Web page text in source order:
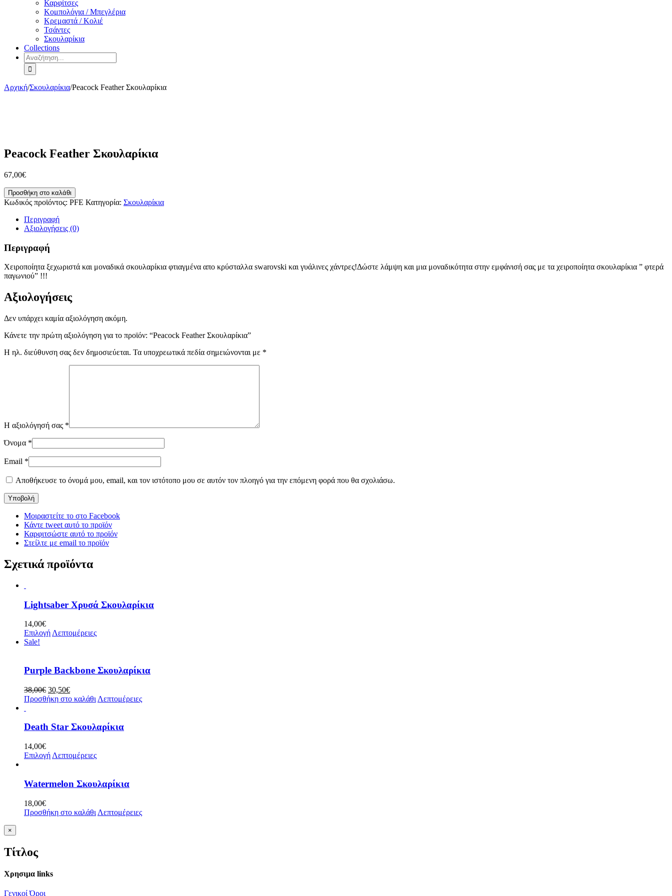
Καρφίτσες
Κομπολόγια / Μπεγλέρια
Κρεμαστά / Κολιέ
Τσάντες
Σκουλαρίκια
Collections
Αναζήτηση
για:
Αρχική/Σκουλαρίκια/Peacock Feather Σκουλαρίκια
Peacock Feather Σκουλαρίκια
67,00€
Peacock
Feather
Σκουλαρίκια
ποσότητα
Προσθήκη στο καλάθι
Κωδικός προϊόντος: PFE Κατηγορία: Σκουλαρίκια
Περιγραφή
Αξιολογήσεις (0)
Περιγραφή
Χειροποίητα ξεχωριστά και μοναδικά σκουλαρίκια φτιαγμένα απο κρύσταλλα swarovski και γυάλινες χάντρες!Δώστε λάμψη και μια μοναδικότητα στην εμφάνισή σας με τα χειροποίητα σκουλαρίκια ” φτερά
παγωνιού” !!!
Αξιολογήσεις
Δεν υπάρχει καμία αξιολόγηση ακόμη.
Κάνετε την πρώτη αξιολόγηση για το προϊόν: “Peacock Feather Σκουλαρίκια”
Η ηλ. διεύθυνση σας δεν δημοσιεύεται. Τα υποχρεωτικά πεδία σημειώνονται με *
Η αξιολόγησή σας *
Όνομα *
Email *
Αποθήκευσε το όνομά μου, email, και τον ιστότοπο μου σε αυτόν τον πλοηγό για την επόμενη φορά που θα σχολιάσω.
Μοιραστείτε το στο Facebook
Κάντε tweet αυτό το προϊόν
Καρφιτσώστε αυτό το προϊόν
Στείλτε με email το προϊόν
Σχετικά προϊόντα
Lightsaber Χρυσά Σκουλαρίκια
14,00€
Επιλογή Λεπτομέρειες
Sale!
Purple Backbone Σκουλαρίκια
38,00€ Original
price
30,50€Η
τρέχουσα
30,50€.
Προσθήκη στο καλάθι Λεπτομέρειες
Death Star Σκουλαρίκια
14,00€
Επιλογή Λεπτομέρειες
Watermelon Σκουλαρίκια
18,00€
Προσθήκη στο καλάθι Λεπτομέρειες
Κλείσιμο
γρήγορης
προϊόντος
×
Τίτλος
Χρησιμα links
Γενικοί Όροι